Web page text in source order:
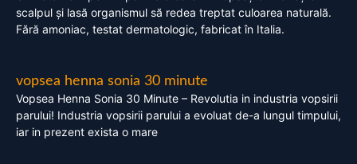
scalpul și lasă organismul să redea treptat culoarea naturală.
Fără amoniac, testat dermatologic, fabricat în Italia.
vopsea henna sonia 30 minute
Vopsea Henna Sonia 30 Minute – Revolutia in industria vopsirii
parului! Industria vopsirii parului a evoluat de-a lungul timpului,
iar in prezent exista o mare